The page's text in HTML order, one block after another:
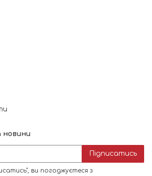
новини
Підписатись
ви погоджуєтеся з